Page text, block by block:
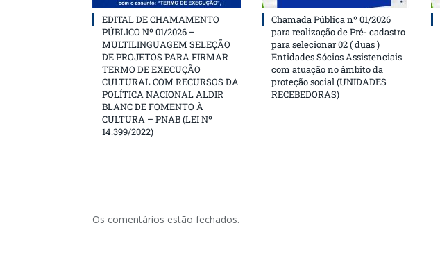
EDITAL DE CHAMAMENTO
PÚBLICO Nº 01/2026 –
MULTILINGUAGEM SELEÇÃO
DE PROJETOS PARA FIRMAR
TERMO DE EXECUÇÃO
CULTURAL COM RECURSOS DA
POLÍTICA NACIONAL ALDIR
BLANC DE FOMENTO À
CULTURA – PNAB (LEI Nº
14.399/2022)
Chamada Pública nº 01/2026
para realização de Pré- cadastro
para selecionar 02 ( duas )
Entidades Sócios Assistenciais
com atuação no âmbito da
proteção social (UNIDADES
RECEBEDORAS)
Os comentários estão fechados.